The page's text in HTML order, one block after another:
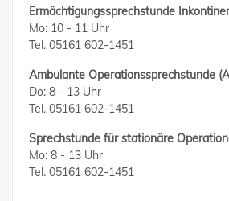
Ermächtigungssprechstunde
Mo: 10 - 11 Uhr
Tel. 05161 602-1451
Ambulante Operationssprechstunde
Do: 8 - 13 Uhr
Tel. 05161 602-1451
Sprechstunde für stationäre
Mo: 8 - 13 Uhr
Tel. 05161 602-1451